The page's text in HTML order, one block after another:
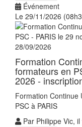
Événement
Le 29/11/2026
Formation
formateurs en
2026 -
Formation Continue
PSC à PARIS
Par Philippe Vic, il